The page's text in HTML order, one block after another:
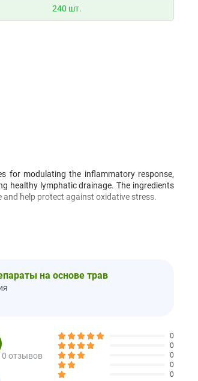
240 шт.
for modulating the inflammatory response,
healthy lymphatic drainage. The ingredients
help protect against oxidative stress.
ingredients.
на основе трав
0 отзывов
0
0
0
0
0